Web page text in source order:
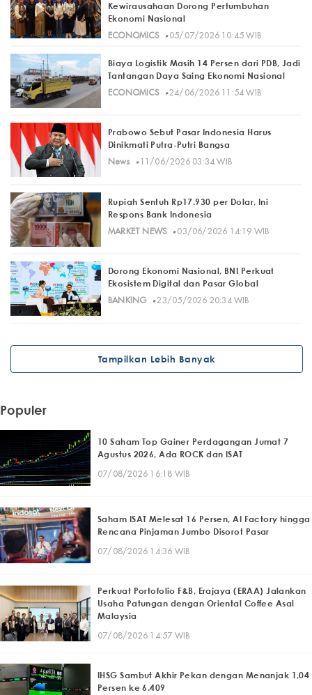
Kewirausahaan Dorong Pertumbuhan
Ekonomi Nasional
ECONOMICS· 05/07/2026 10:45 WIB
Biaya Logistik Masih 14 Persen dari PDB, Jadi
Tantangan Daya Saing Ekonomi Nasional
ECONOMICS· 24/06/2026 11:54 WIB
Prabowo Sebut Pasar Indonesia Harus
Dinikmati Putra-Putri Bangsa
News· 11/06/2026 03:34 WIB
Rupiah Sentuh Rp17.930 per Dolar, Ini
Respons Bank Indonesia
MARKET NEWS· 03/06/2026 14:19 WIB
Dorong Ekonomi Nasional, BNI Perkuat
Ekosistem Digital dan Pasar Global
BANKING· 23/05/2026 20:34 WIB
Tampilkan Lebih Banyak
Populer
10 Saham Top Gainer Perdagangan Jumat 7
Agustus 2026, Ada ROCK dan ISAT
07/08/2026 16:18 WIB
Saham ISAT Melesat 16 Persen, AI Factory hingga
Rencana Pinjaman Jumbo Disorot Pasar
07/08/2026 14:36 WIB
Perkuat Portofolio F&B, Erajaya (ERAA) Jalankan
Usaha Patungan dengan Oriental Coffee Asal
Malaysia
07/08/2026 14:57 WIB
IHSG Sambut Akhir Pekan dengan Menanjak 1,04
Persen ke 6.409